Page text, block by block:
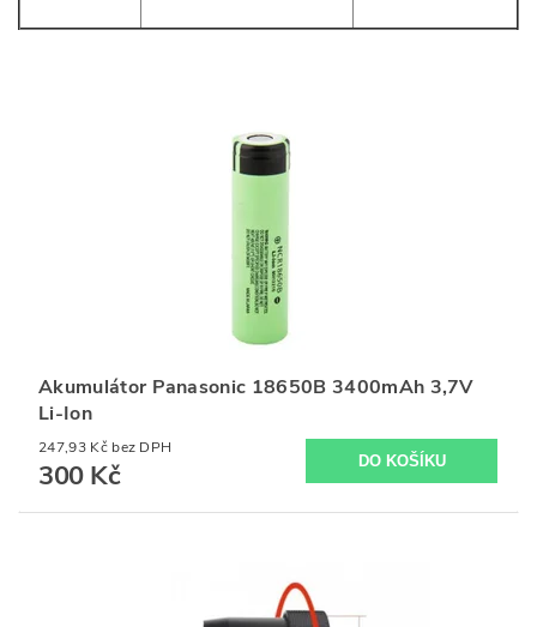
Akumulátor Panasonic 18650B 3400mAh 3,7V
Li-Ion
247,93 Kč bez DPH
300 Kč